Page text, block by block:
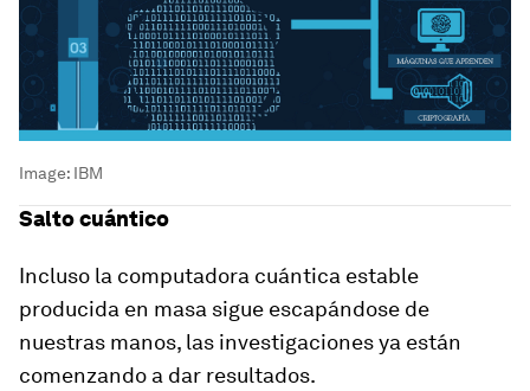
Image: IBM
Salto cuántico
Incluso la computadora cuántica estable
producida en masa sigue escapándose de
nuestras manos, las investigaciones ya están
comenzando a dar resultados.